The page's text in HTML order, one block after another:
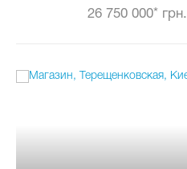
26 750 000* грн.